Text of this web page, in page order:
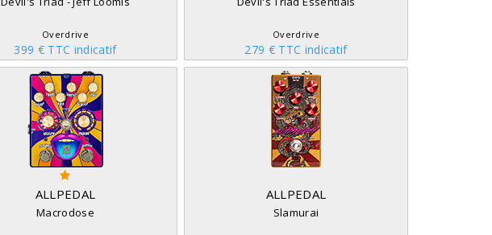
Overdrive
399 € TTC indicatif
Overdrive
279 € TTC indicatif
ALLPEDAL
Macrodose
ALLPEDAL
Slamurai